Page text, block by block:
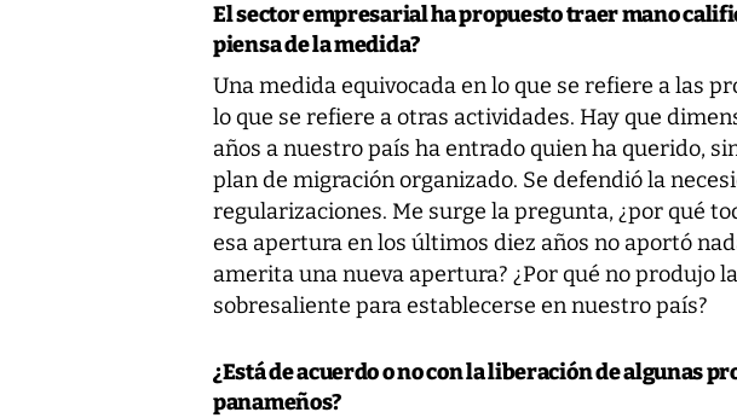
El sector empresarial ha propuesto traer mano
piensa de la medida?
Una medida equivocada en lo que se refiere a las
lo que se refiere a otras actividades. Hay que
años a nuestro país ha entrado quien ha querido,
plan de migración organizado. Se defendió la
regularizaciones. Me surge la pregunta, ¿por qué
esa apertura en los últimos diez años no aportó
amerita una nueva apertura? ¿Por qué no produjo
sobresaliente para establecerse en nuestro país?
¿Está de acuerdo o no con la liberación de algunas
panameños?